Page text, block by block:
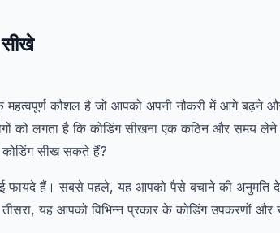
कौशल है जो आपको अपनी नौकरी में आगे बढ़ने
को लगता है कि कोडिंग सीखना एक कठिन और समय लेने
सीख सकते हैं?
फायदे हैं। सबसे पहले, यह आपको पैसे बचाने की अनुमति
यह आपको विभिन्न प्रकार के कोडिंग उपकरणों और